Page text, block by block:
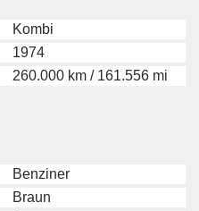
Kombi
1974
260.000 km / 161.556 mi
Benziner
Braun